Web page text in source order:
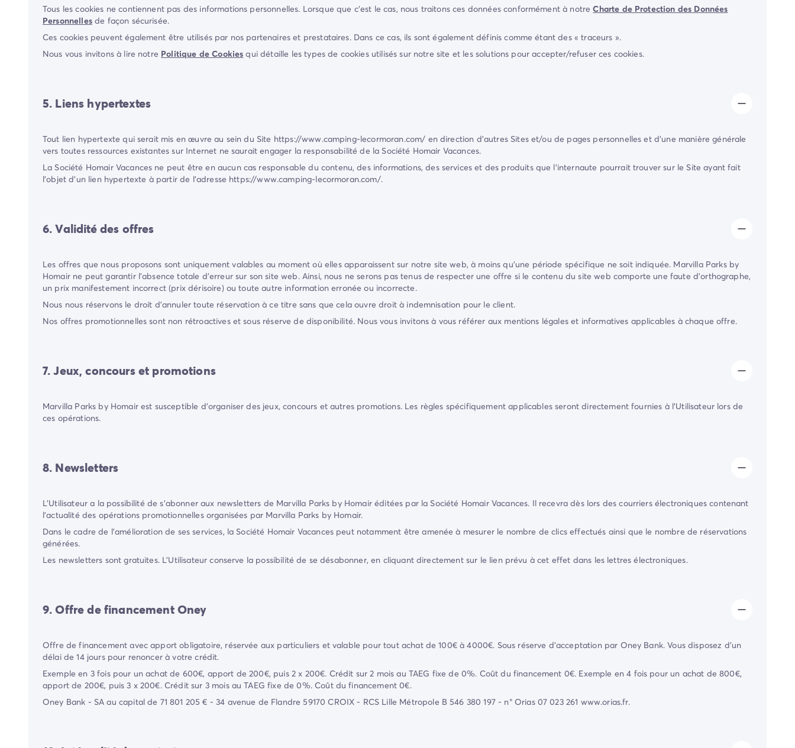
Tous les cookies ne contiennent pas des informations personnelles. Lorsque que c'est le cas, nous traitons ces données conformément à notreCharte de Protection des Données
Personnellesde façon sécurisée.
Ces cookies peuvent également être utilisés par nos partenaires et prestataires. Dans ce cas, ils sont également définis comme étant des « traceurs ».
Nous vous invitons à lire notre Politique de Cookies qui détaille les types de cookies utilisés sur notre site et les solutions pour accepter/refuser ces cookies.
5. Liens hypertextes
Tout lien hypertexte qui serait mis en œuvre au sein du Site https://www.camping-lecormoran.com/ en direction d'autres Sites et/ou de pages personnelles et d'une manière générale
vers toutes ressources existantes sur Internet ne saurait engager la responsabilité de la Société Homair Vacances.
La Société Homair Vacances ne peut être en aucun cas responsable du contenu, des informations, des services et des produits que l'internaute pourrait trouver sur le Site ayant fait
l'objet d'un lien hypertexte à partir de l'adresse https://www.camping-lecormoran.com/.
6. Validité des offres
Les offres que nous proposons sont uniquement valables au moment où elles apparaissent sur notre site web, à moins qu'une période spécifique ne soit indiquée. Marvilla Parks by
Homairne peut garantir l’absence totale d’erreur sur son site web. Ainsi, nous ne serons pas tenus de respecter une offre si le contenu du site web comporte une faute d'orthographe,
un prix manifestement incorrect (prix dérisoire) ou toute autre information erronée ou incorrecte.
Nous nous réservons le droit d'annuler toute réservation à ce titre sans que cela ouvre droit à indemnisation pour le client.
Nos offres promotionnelles sont non rétroactives et sous réserve de disponibilité. Nous vous invitons à vous référer aux mentions légales et informatives applicables à chaque offre.
7. Jeux, concours et promotions
Marvilla Parks by Homairest susceptible d'organiser des jeux, concours et autres promotions. Les règles spécifiquement applicables seront directement fournies à l'Utilisateur lors de
ces opérations.
8. Newsletters
L'Utilisateur a la possibilité de s'abonner aux newsletters de Marvilla Parks by Homairéditées par la Société Homair Vacances. Il recevra dès lors des courriers électroniques contenant
l'actualité des opérations promotionnelles organisées par Marvilla Parks by Homair.
Dans le cadre de l'amélioration de ses services, la Société Homair Vacances peut notamment être amenée à mesurer le nombre de clics effectués ainsi que le nombre de réservations
générées.
Les newsletters sont gratuites. L'Utilisateur conserve la possibilité de se désabonner, en cliquant directement sur le lien prévu à cet effet dans les lettres électroniques.
9. Offre de financement Oney
Offre de financement avec apport obligatoire, réservée aux particuliers et valable pour tout achat de 100€ à 4000€. Sous réserve d’acceptation par Oney Bank. Vous disposez d’un
délai de 14 jours pour renoncer à votre crédit.
Exemple en 3 fois pour un achat de 600€, apport de 200€, puis 2 x 200€. Crédit sur 2 mois au TAEG fixe de 0%. Coût du financement 0€. Exemple en 4 fois pour un achat de 800€,
apport de 200€, puis 3 x 200€. Crédit sur 3 mois au TAEG fixe de 0%. Coût du financement 0€.
Oney Bank - SA au capital de 71 801 205 € - 34 avenue de Flandre 59170 CROIX - RCS Lille Métropole B 546 380 197 - n° Orias 07 023 261 www.orias.fr.